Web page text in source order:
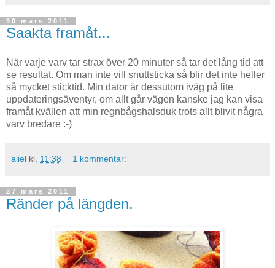
30 mars 2011
Saakta framåt...
När varje varv tar strax över 20 minuter så tar det lång tid att
se resultat. Om man inte vill snuttsticka så blir det inte heller
så mycket sticktid. Min dator är dessutom iväg på lite
uppdateringsäventyr, om allt går vägen kanske jag kan visa
framåt kvällen att min regnbågshalsduk trots allt blivit några
varv bredare :-)
aliel kl. 11:38 1 kommentar:
27 mars 2011
Ränder på längden.